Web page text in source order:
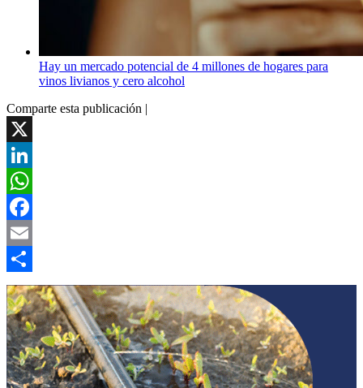
Hay un mercado potencial de 4 millones de hogares para
vinos livianos y cero alcohol
Comparte esta publicación |
X
LinkedIn
WhatsApp
Facebook
Email
Compartir